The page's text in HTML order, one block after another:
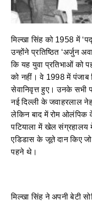
मिल्खा सिंह को 1958 में
उन्होंने प्रतिष्ठित ‘अर्जुन
कि यह युवा प्रतिभाओं को
को नहीं। वे 1998 में
सेवानिवृत्त हुए। उनके सभी
नई दिल्ली के जवाहरलाल
लेकिन बाद में रोम ओलंपिक
पटियाला में खेल संग्रहालय
एडिडास के जूते दान किए
पहने थे।
मिल्खा सिंह ने अपनी बेटी